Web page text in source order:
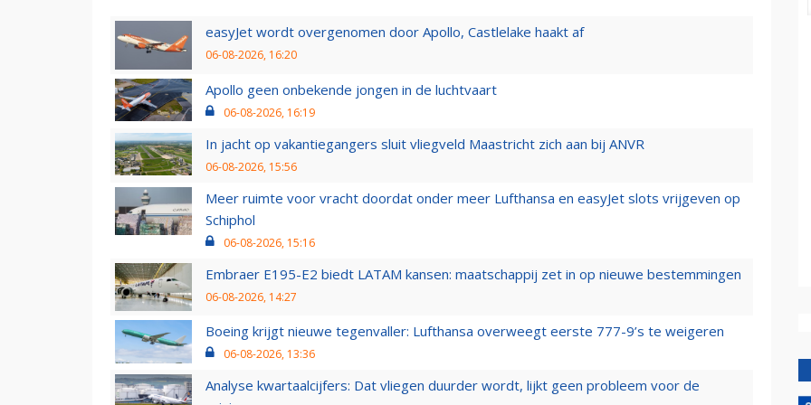
easyJet wordt overgenomen door Apollo, Castlelake haakt af
06-08-2026, 16:20
Apollo geen onbekende jongen in de luchtvaart
06-08-2026, 16:19
In jacht op vakantiegangers sluit vliegveld Maastricht zich aan bij ANVR
06-08-2026, 15:56
Meer ruimte voor vracht doordat onder meer Lufthansa en easyJet slots vrijgeven op
Schiphol
06-08-2026, 15:16
Embraer E195-E2 biedt LATAM kansen: maatschappij zet in op nieuwe bestemmingen
06-08-2026, 14:27
Boeing krijgt nieuwe tegenvaller: Lufthansa overweegt eerste 777-9’s te weigeren
06-08-2026, 13:36
Analyse kwartaalcijfers: Dat vliegen duurder wordt, lijkt geen probleem voor de